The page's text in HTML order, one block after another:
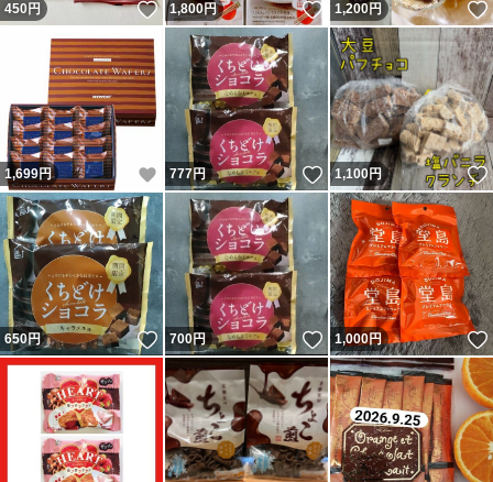
450円 いいね！
1,800円 いいね！
1,200円
1,699円 いいね！
777円 いいね！
1,100円
650円 いいね！
700円 いいね！
1,000円